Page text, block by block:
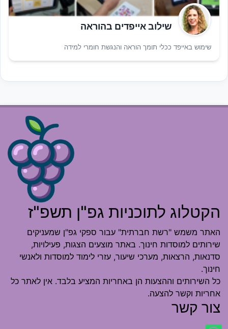
שילוב אייפדים בהוראה
שימוש באייפד ככלי תומך הוראה והנגשת חומרי למידה
הקטלוג לתוכניות גפ"ן תשפ"ז
האתר משמש "רשת חברתית" עבור ספקי גפ"ן שמעניקים
שירותים למוסדות חינוך. באתר מוצעים הצגות, פעילויות,
סדנאות, הרצאות, מערכי שיעור, עזרי לימוד למוסדות ולאנשי
חינוך.
כל השירותים וההצעות הן באחריות המציע בלבד. אין לאתר כל
אחריות וקשר להצעה.
צור קשר